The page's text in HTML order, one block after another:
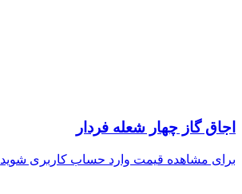
اجاق گاز چهار شعله فردار
برای مشاهده قیمت وارد حساب کاربری شوید